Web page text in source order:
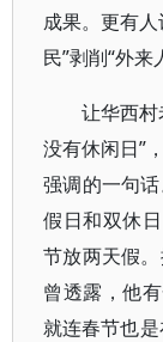
成果。更有
民”剥削“外来
让华西
没有休闲日”
强调的一句
假日和双休
节放两天假
曾透露，他
就连春节也